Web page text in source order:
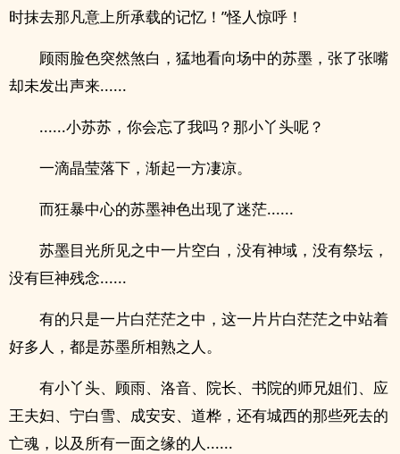
时抹去那凡意上所承载的记忆！”怪人惊呼！
顾雨脸色突然煞白，猛地看向场中的苏墨，张了张嘴
却未发出声来......
......小苏苏，你会忘了我吗？那小丫头呢？
一滴晶莹落下，渐起一方凄凉。
而狂暴中心的苏墨神色出现了迷茫......
苏墨目光所见之中一片空白，没有神域，没有祭坛，
没有巨神残念......
有的只是一片白茫茫之中，这一片片白茫茫之中站着
好多人，都是苏墨所相熟之人。
有小丫头、顾雨、洛音、院长、书院的师兄姐们、应
王夫妇、宁白雪、成安安、道桦，还有城西的那些死去的
亡魂，以及所有一面之缘的人......